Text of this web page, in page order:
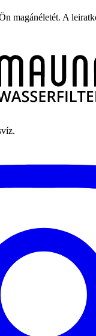
magánéletét. A